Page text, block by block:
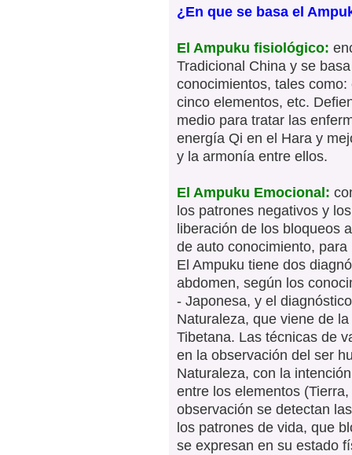
¿En que se basa el
El Ampuku fisiológico:
Tradicional China y se
conocimientos, tales
cinco elementos, etc.
medio para tratar las
energía Qi en el Hara y
y la armonía entre ellos.
El Ampuku Emocional:
los patrones negativos y
liberación de los bloqueos
de auto conocimiento,
El Ampuku tiene dos
abdomen, según los
- Japonesa, y el
Naturaleza, que viene de
Tibetana. Las técnicas de
en la observación del ser
Naturaleza, con la
entre los elementos
observación se detectan
los patrones de vida, que
se expresan en su estado